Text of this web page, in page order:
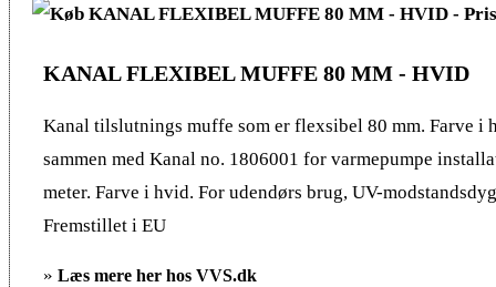
KANAL FLEXIBEL MUFFE 80 MM - HVID
Kanal tilslutnings muffe som er flexsibel 80 mm. Farve i
sammen med Kanal no. 1806001 for varmepumpe
meter. Farve i hvid. For udendørs brug, UV-
Fremstillet i EU
» Læs mere her hos VVS.dk